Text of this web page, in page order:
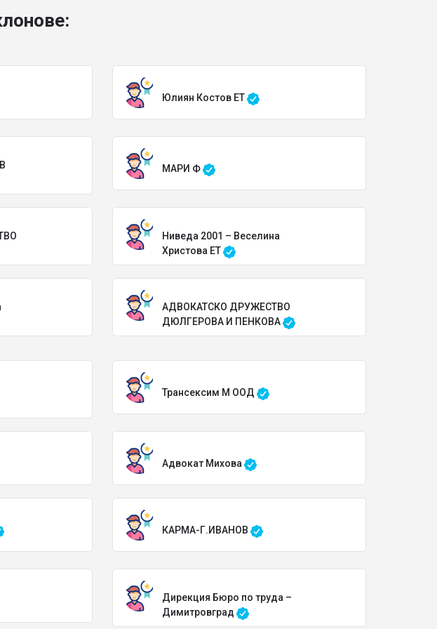
Юлиян Костов ЕТ
МАРИ Ф
Ниведа 2001 – Веселина
Христова ЕТ
АДВОКАТСКО ДРУЖЕСТВО
ДЮЛГЕРОВА И ПЕНКОВА
Трансексим М ООД
Адвокат Михова
КАРМА-Г.ИВАНОВ
Дирекция Бюро по труда –
Димитровград